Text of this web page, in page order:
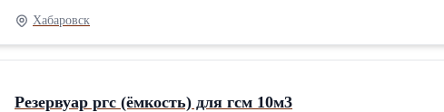
Хабаровск
Резервуар ргс (ёмкость) для гсм 10м3